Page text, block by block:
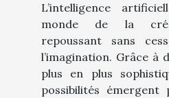
L’intelligence
monde de la
repoussant sans
l’imagination. Grâce à
plus en plus
possibilités émergent